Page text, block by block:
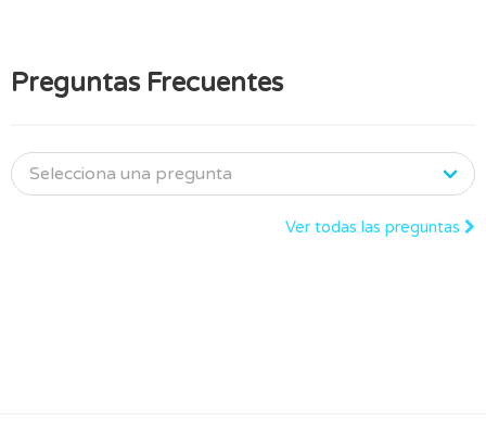
Preguntas Frecuentes
Ver todas las preguntas